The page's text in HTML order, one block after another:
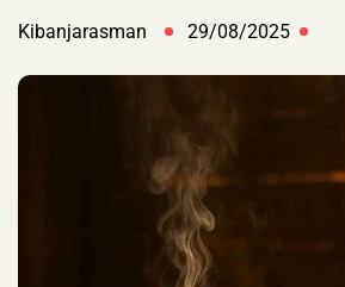
Kibanjarasman 29/08/2025